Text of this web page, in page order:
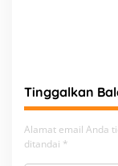
Tinggalkan
Alamat email Anda
ditandai *